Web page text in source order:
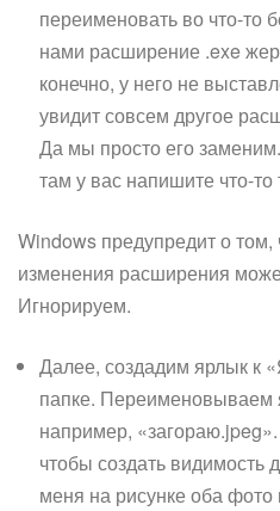
переименовать во что-то
нами расширение .exe
конечно, у него не
увидит совсем другое
Да мы просто его
там у вас напишите что-
Windows предупредит о
изменения расширения
Игнорируем.
Далее, создадим ярлык к
папке. Переименовываем
например,
чтобы создать
меня на рисунке оба